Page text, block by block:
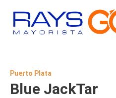
Puerto Plata
Blue JackTar